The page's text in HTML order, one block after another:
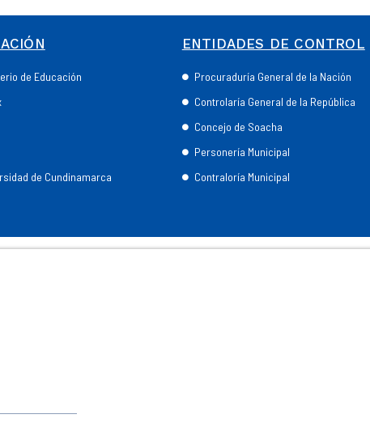
de Educación
de Cundinamarca
ENTIDADES DE CONTROL
Procuraduría General de la Nación
Controlaría General de la República
Concejo de Soacha
Personería Municipal
Contraloría Municipal